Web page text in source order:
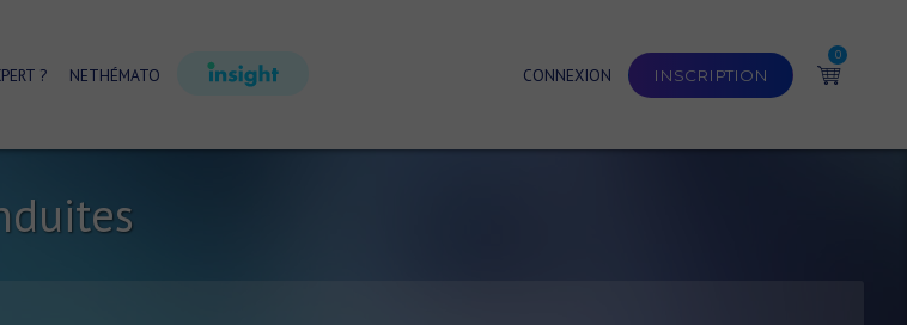
? NETHÉMATO CONNEXION INSCRIPTION
0